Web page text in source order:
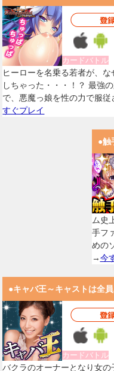
カードバトル
ヒーローを名乗る若者が、な
しちゃった・・・！？ 最強の
で、悪魔っ娘を性の力で服
すぐプレイ
●触
ム史
手フ
めの
→今
●キャバ王～キャストは全
カードバトル
バクラのオーナーとなり女の